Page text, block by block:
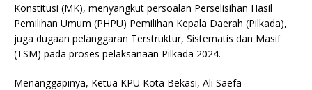
Konstitusi (MK), menyangkut persoalan Perselisihan Hasil
Pemilihan Umum (PHPU) Pemilihan Kepala Daerah (Pilkada),
juga dugaan pelanggaran Terstruktur, Sistematis dan Masif
(TSM) pada proses pelaksanaan Pilkada 2024.
Menanggapinya, Ketua KPU Kota Bekasi, Ali Saefa